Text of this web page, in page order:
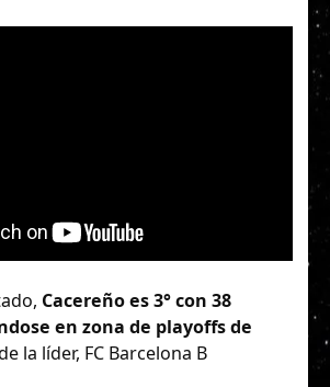
Cacereño es 3° con 38
en zona de playoffs de
la líder, FC Barcelona B